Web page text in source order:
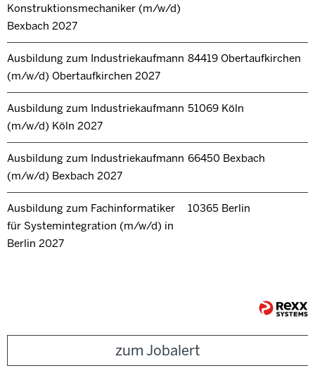
Konstruktionsmechaniker (m/w/d)
Bexbach 2027
Ausbildung zum Industriekaufmann
(m/w/d) Obertaufkirchen 2027
84419 Obertaufkirchen
Ausbildung zum Industriekaufmann
(m/w/d) Köln 2027
51069 Köln
Ausbildung zum Industriekaufmann
(m/w/d) Bexbach 2027
66450 Bexbach
Ausbildung zum Fachinformatiker
für Systemintegration (m/w/d) in
Berlin 2027
10365 Berlin
zum Jobalert